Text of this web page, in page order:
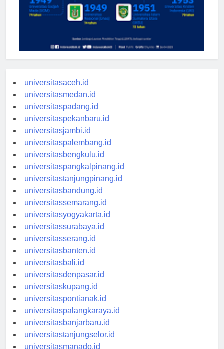
universitasaceh.id
universitasmedan.id
universitaspadang.id
universitaspekanbaru.id
universitasjambi.id
universitaspalembang.id
universitasbengkulu.id
universitaspangkalpinang.id
universitastanjungpinang.id
universitasbandung.id
universitassemarang.id
universitasyogyakarta.id
universitassurabaya.id
universitasserang.id
universitasbanten.id
universitasbali.id
universitasdenpasar.id
universitaskupang.id
universitaspontianak.id
universitaspalangkaraya.id
universitasbanjarbaru.id
universitastanjungselor.id